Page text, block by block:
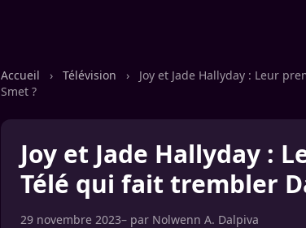
Accueil › Télévision ›
Joy et Jade Hallyday : Leur
Smet ?
Joy et Jade Hallyday :
Télé qui fait trembler
29 novembre 2023– par Nolwenn A. Dalpiva